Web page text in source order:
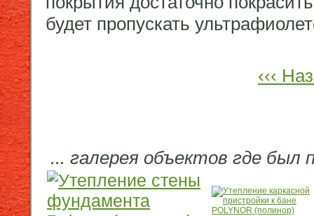
будет пропускать
‹‹‹
... галерея объектов где был